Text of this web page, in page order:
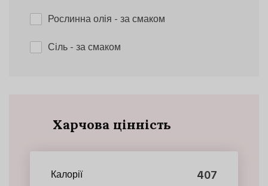
Рослинна олія - за смаком
Сіль- за смаком
Харчова цінність
Калорії 407